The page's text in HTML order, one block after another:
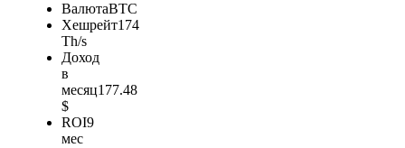
ВалютаBTC
Хешрейт174
Th/s
Доход
в
месяц177.48
$
ROI9
мес